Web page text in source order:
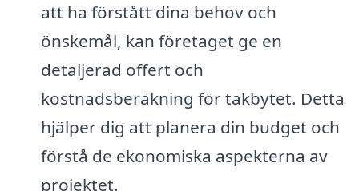
att ha förstått dina behov och
önskemål, kan företaget ge en
detaljerad offert och
kostnadsberäkning för takbytet. Detta
hjälper dig att planera din budget och
förstå de ekonomiska aspekterna av
projektet.